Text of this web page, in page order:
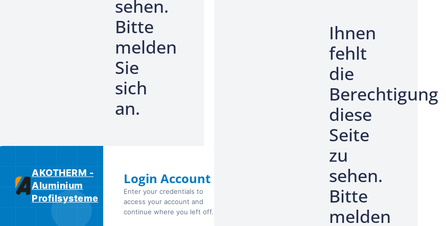
sehen.
Bitte
melden
Sie
sich
an.
AKOTHERM -
Aluminium
Profilsysteme
Login Account
Enter your credentials to
access your account and
continue where you left off.
Ihnen
fehlt
die
Berechtigung
diese
Seite
zu
sehen.
Bitte
melden